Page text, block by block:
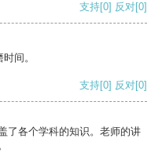
支持[0] 反对[0]
间。
支持[0] 反对[0]
了各个学科的知识。老师的讲